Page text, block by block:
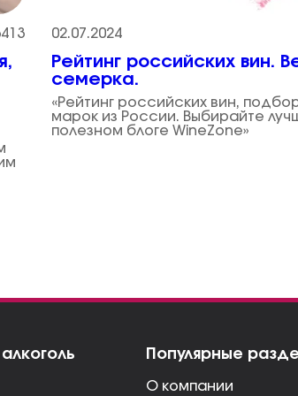
02.07.2024
Рейтинг российских вин.
семерка.
«Рейтинг российских вин,
марок из России. Выбирайте
полезном блоге WineZone»
Популярные
О компании